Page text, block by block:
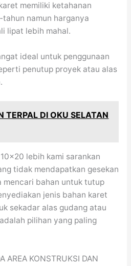
memiliki ketahanan
namun harganya
lipat lebih mahal.
ideal untuk penggunaan
penutup proyek atau alas
TERPAL DI OKU SELATAN
lebih kami sarankan
tidak mendapatkan gesekan
mencari bahan untuk tutup
jenis bahan karet
sekadar alas gudang atau
pilihan yang paling
AREA KONSTRUKSI DAN